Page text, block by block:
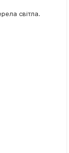
світла.